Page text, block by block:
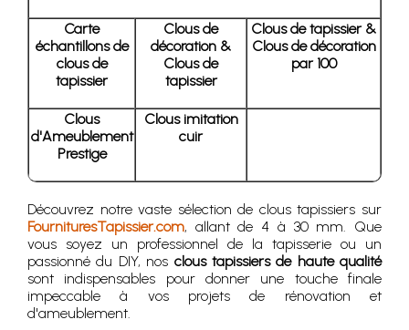
Carte
échantillons de
clous de
tapissier
Clous de
décoration &
Clous de
tapissier
Clous de tapissier &
Clous de décoration
par 100
Clous
d'Ameublement
Prestige
Clous imitation
cuir
Découvrez notre vaste sélection de clous tapissiers sur
FournituresTapissier.com, allant de 4 à 30 mm. Que
vous soyez un professionnel de la tapisserie ou un
passionné du DIY, nos clous tapissiers de haute qualité
sont indispensables pour donner une touche finale
impeccable à vos projets de rénovation et
d'ameublement.